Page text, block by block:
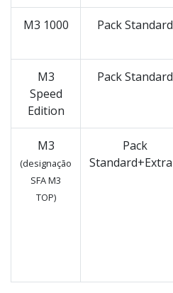
M3 1000 Pack Standard
M3
Speed
Edition
Pack Standard
M3
(designação
SFA M3
TOP)
Pack
Standard+Extra